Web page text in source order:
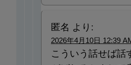
匿名 より:
2026年4月10日 12:39
こういう話せば話